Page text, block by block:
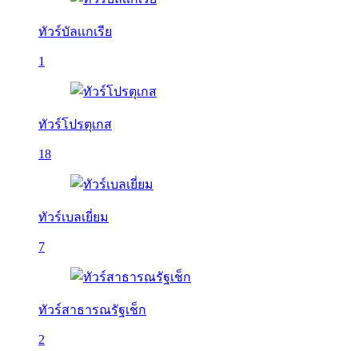
ทัวร์บัลเเกเรีย
1
ทัวร์โปรตุเกส
18
ทัวร์เบลเยี่ยม
7
ทัวร์สาธารณรัฐเช็ก
2